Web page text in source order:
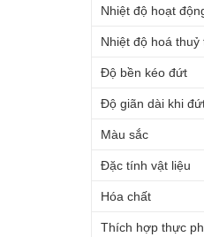
Nhiệt độ hoạt
Nhiệt độ hoá thuỷ
Độ bền kéo đứt
Độ giãn dài khi
Màu sắc
Đặc tính vật liệu
Hóa chất
Thích hợp thực